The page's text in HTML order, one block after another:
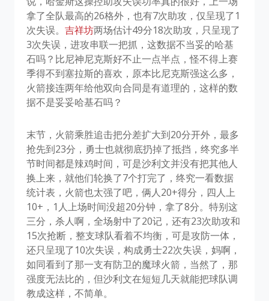
拿了全队最高的26格外，也有7次助攻，仅呈现了1
次失误。 吉祥坊两场估计49分18次助攻，只呈现了
3次失误，进攻串联一把抓，这数据不当妥的哈基
石吗？比尼神尼克斯好不止一点半点，怪不得上赛
季得不到塞拉斯的喜欢，原本比尼克斯强这么多，
火箭接连两年给他双向合同是有道理的，这样的数
据不是妥妥哈基石吗？
末节，火箭乘胜追击把分差扩大到20分开外，最多
抢先到23分，勇士也就彻底扔掉了抵挡，终究多半
节时间都是辣鸡时间，可是沙利文并没有把其他人
换上来，就他们轮换了7个打完了，终究一看数据
统计表，火箭也太强了吧，俩人20+得分，四人上
10+，1人上场时间没超20分钟，拿了8分。特别这
三分，杀人啊，全场射中了20记，还有23次助攻和
15次抢断，整支球队看着不均衡，可是攻防一体，
还只呈现了10次失误，构成勇士22次失误，妈啊，
如同看到了那一支有防卫的魔球火箭，当然了，那
强度无法比的，但沙利文在短短几天就能把球队调
教成这样，不简单。